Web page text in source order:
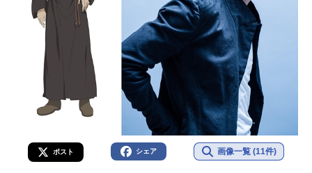
ポスト シェア 画像一覧 (11件)